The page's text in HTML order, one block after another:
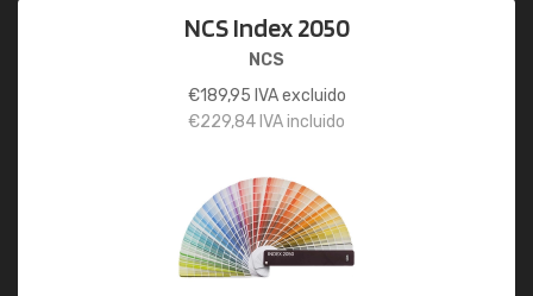
NCS Index 2050
NCS
€189,95 IVA excluido
€229,84 IVA incluido